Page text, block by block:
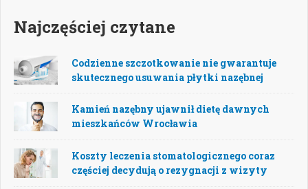
Najczęściej czytane
Codzienne szczotkowanie nie gwarantuje
skutecznego usuwania płytki nazębnej
Kamień nazębny ujawnił dietę dawnych
mieszkańców Wrocławia
Koszty leczenia stomatologicznego coraz
częściej decydują o rezygnacji z wizyty